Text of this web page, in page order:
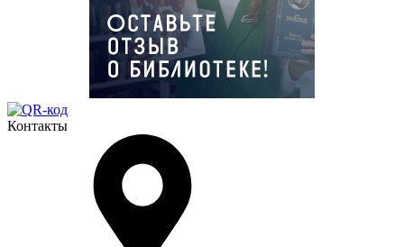
Контакты